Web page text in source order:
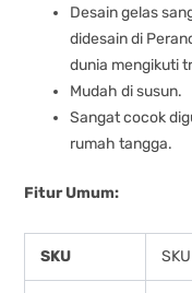
Desain gelas
didesain di
dunia mengikuti
Mudah di susun.
Sangat cocok
rumah tangga.
Fitur Umum:
SKU